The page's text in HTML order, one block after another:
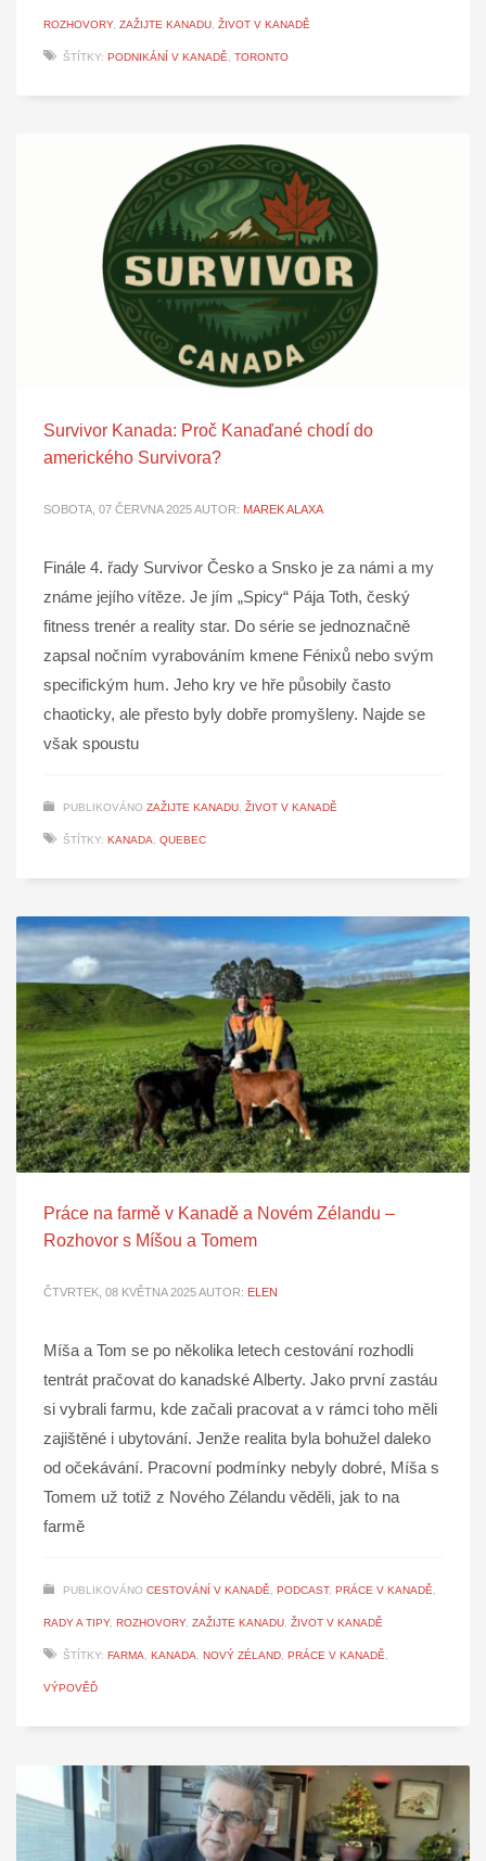
ROZHOVORY, ZAŽIJTE KANADU, ŽIVOT V KANADĚ
ŠTÍTKY: PODNIKÁNÍ V KANADĚ, TORONTO
Survivor Kanada: Proč Kanaďané chodí do
amerického Survivora?
SOBOTA, 07 ČERVNA 2025AUTOR: MAREK ALAXA
Finále 4. řady Survivor Česko a Snsko je za námi a my
známe jejího vítěze. Je jím „Spicy“ Pája Toth, český
fitness trenér a reality star. Do série se jednoznačně
zapsal nočním vyrabováním kmene Fénixů nebo svým
specifickým hum. Jeho kry ve hře působily často
chaoticky, ale přesto byly dobře promyšleny. Najde se
však spoustu
PUBLIKOVÁNO ZAŽIJTE KANADU, ŽIVOT V KANADĚ
ŠTÍTKY: KANADA, QUEBEC
Práce na farmě v Kanadě a Novém Zélandu –
Rozhovor s Míšou a Tomem
ČTVRTEK, 08 KVĚTNA 2025AUTOR: ELEN
Míša a Tom se po několika letech cestování rozhodli
tentrát pračovat do kanadské Alberty. Jako první zastáu
si vybrali farmu, kde začali pracovat a v rámci toho měli
zajištěné i ubytování. Jenže realita byla bohužel daleko
od očekávání. Pracovní podmínky nebyly dobré, Míša s
Tomem už totiž z Nového Zélandu věděli, jak to na
farmě
PUBLIKOVÁNO CESTOVÁNÍ V KANADĚ, PODCAST, PRÁCE V KANADĚ,
RADY A TIPY, ROZHOVORY, ZAŽIJTE KANADU, ŽIVOT V KANADĚ
ŠTÍTKY: FARMA, KANADA, NOVÝ ZÉLAND, PRÁCE V KANADĚ,
VÝPOVĚĎ